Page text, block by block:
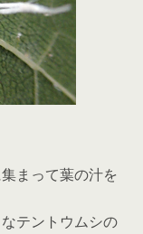
まって葉の汁を
テントウムシの